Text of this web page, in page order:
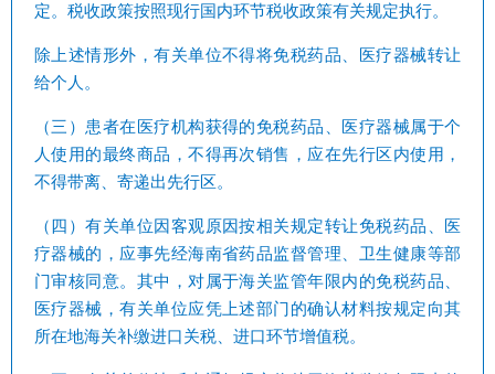
定。税收政策按照现行国内环节税收政策有关规定执行。
除上述情形外，有关单位不得将免税药品、医疗器械转让
给个人。
（三）患者在医疗机构获得的免税药品、医疗器械属于个
人使用的最终商品，不得再次销售，应在先行区内使用，
不得带离、寄递出先行区。
（四）有关单位因客观原因按相关规定转让免税药品、医
疗器械的，应事先经海南省药品监督管理、卫生健康等部
门审核同意。其中，对属于海关监管年限内的免税药品、
医疗器械，有关单位应凭上述部门的确认材料按规定向其
所在地海关补缴进口关税、进口环节增值税。